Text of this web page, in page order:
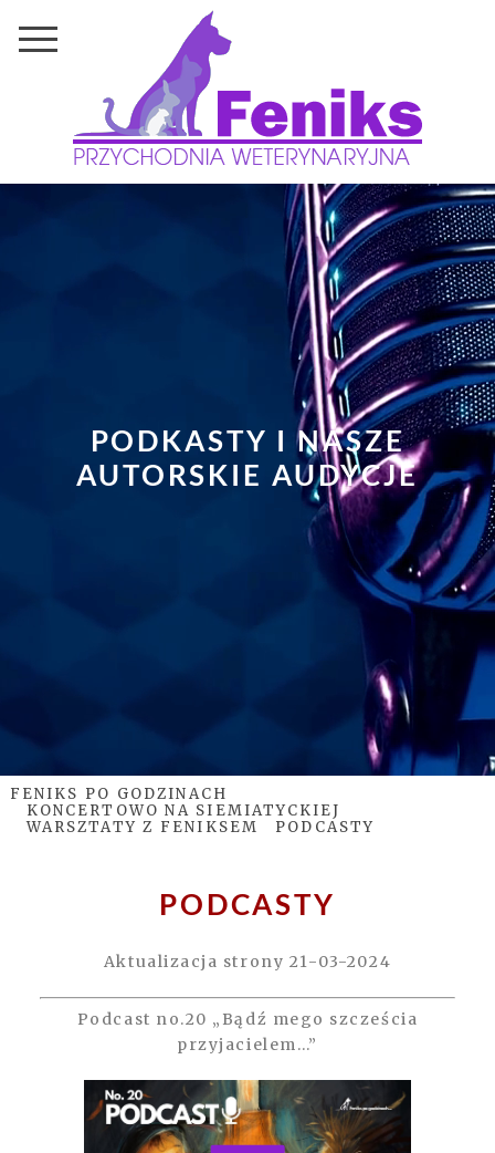
PODKASTY I NASZE
AUTORSKIE AUDYCJE
FENIKS PO GODZINACH
KONCERTOWO NA SIEMIATYCKIEJ
WARSZTATY Z FENIKSEM
PODCASTY
PODCASTY
Aktualizacja strony 21-03-2024
Podcast no.20 „Bądź mego szcześcia
przyjacielem…”